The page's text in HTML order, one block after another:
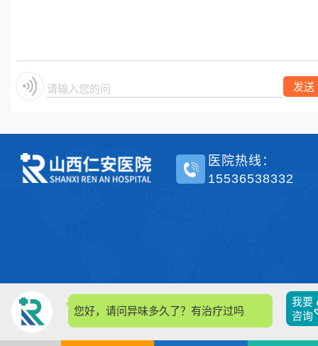
请输入您的问题 发送
您好，请问异味多久了？有治疗过吗？
我要
咨询
医院热线：
15536538332